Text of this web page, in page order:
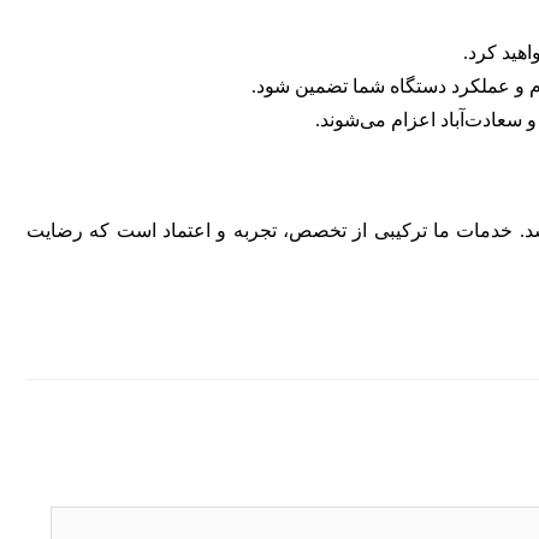
کرد.
و عملکرد دستگاه شما تضمین شود.
و سعادت‌آباد اعزام می‌شوند.
شد. خدمات ما ترکیبی از تخصص، تجربه و اعتماد است که رضایت